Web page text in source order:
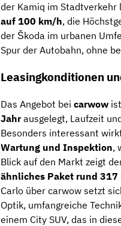
der Kamiq im Stadtverkehr
auf 100 km/h, die
der Škoda im urbanen
Spur der Autobahn, ohne
Leasingkonditionen
Das Angebot bei carwow
Jahrausgelegt, Laufzeit
Besonders interessant
Wartung und Inspektion,
Blick auf den Markt zeigt
ähnliches Paket rund
Carlo über carwow setzt
Optik, umfangreiche
einem City SUV, das in